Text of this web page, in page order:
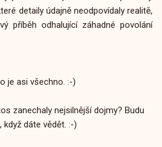
detaily údajně neodpovídaly realitě,
příběh odhalující záhadné povolání
je asi všechno. :-)
zanechaly nejsilnější dojmy? Budu
když dáte vědět. :-)